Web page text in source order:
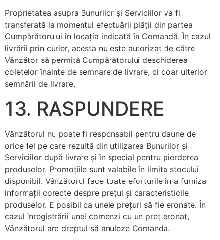
Proprietatea asupra Bunurilor şi Serviciilor va fi
transferată la momentul efectuării plăţii din partea
Cumpărătorului în locaţia indicată în Comandă. În cazul
livrării prin curier, acesta nu este autorizat de către
Vânzător să permită Cumpărătorului deschiderea
coletelor înainte de semnare de livrare, ci doar ulterior
semnării de livrare.
13. RASPUNDERE
Vânzătorul nu poate fi responsabil pentru daune de
orice fel pe care rezultă din utilizarea Bunurilor şi
Serviciilor după livrare şi în special pentru pierderea
produselor. Promoţiile sunt valabile în limita stocului
disponibil. Vânzătorul face toate eforturile în a furniza
informaţii corecte despre preţul şi caracteristicile
produselor. E posibil ca unele preţuri să fie eronate. În
cazul înregistrării unei comenzi cu un preţ eronat,
Vânzătorul are dreptul să anuleze Comanda.